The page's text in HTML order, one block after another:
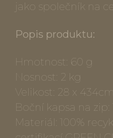
jako společník na
Popis produktu:
Hmotnost: 60 g
Nosnost: 2 kg
Velikost: 28 x 434cm
Boční kapsa na zip:
Materiál: 100%